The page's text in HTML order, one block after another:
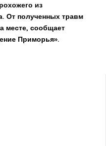
из
От полученных травм
месте, сообщает
Приморья».